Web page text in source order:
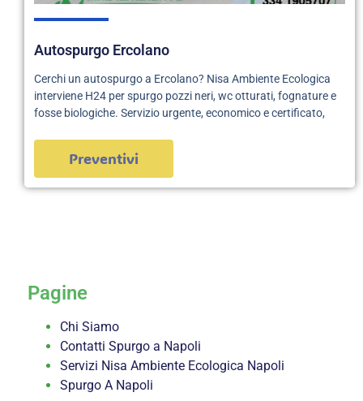
Autospurgo Ercolano
Cerchi un autospurgo a Ercolano? Nisa Ambiente Ecologica
interviene H24 per spurgo pozzi neri, wc otturati, fognature e
fosse biologiche. Servizio urgente, economico e certificato,
Preventivi
Pagine
Chi Siamo
Contatti Spurgo a Napoli
Servizi Nisa Ambiente Ecologica Napoli
Spurgo A Napoli